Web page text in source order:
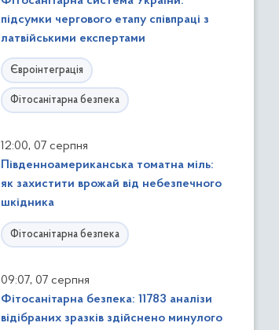
підсумки чергового етапу співпраці з
латвійськими експертами
Євроінтеграція
Фітосанітарна безпека
12:00, 07 серпня
Південноамериканська томатна міль:
як захистити врожай від небезпечного
шкідника
Фітосанітарна безпека
09:07, 07 серпня
Фітосанітарна безпека: 11783 аналізи
відібраних зразків здійснено минулого